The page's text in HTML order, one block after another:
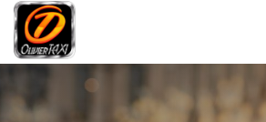
Panneau de gestion des cookies